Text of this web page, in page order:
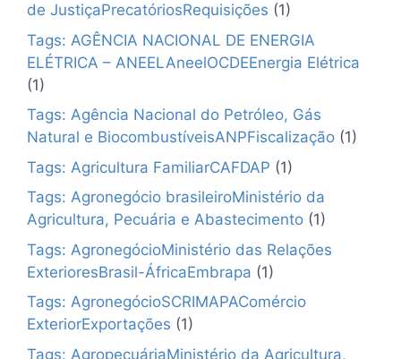
de JustiçaPrecatóriosRequisições (1)
Tags: AGÊNCIA NACIONAL DE ENERGIA
ELÉTRICA – ANEELAneelOCDEEnergia Elétrica
(1)
Tags: Agência Nacional do Petróleo, Gás
Natural e BiocombustíveisANPFiscalização (1)
Tags: Agricultura FamiliarCAFDAP (1)
Tags: Agronegócio brasileiroMinistério da
Agricultura, Pecuária e Abastecimento (1)
Tags: AgronegócioMinistério das Relações
ExterioresBrasil-ÁfricaEmbrapa (1)
Tags: AgronegócioSCRIMAPAComércio
ExteriorExportações (1)
Tags: AgropecuáriaMinistério da Agricultura,